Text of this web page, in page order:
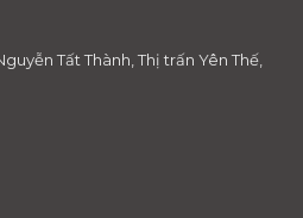
Tất Thành, Thị trấn Yên Thế,